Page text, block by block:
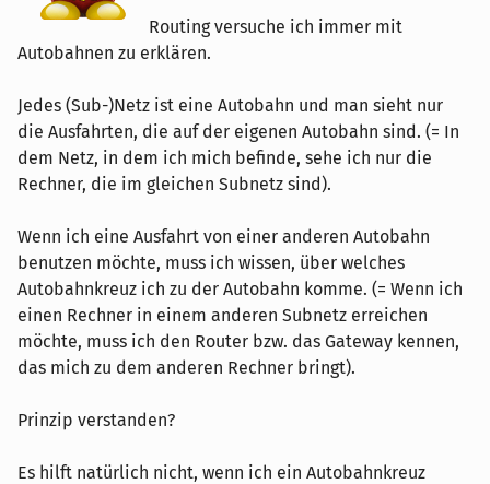
Routing versuche ich immer mit
Autobahnen zu erklären.
Jedes (Sub-)Netz ist eine Autobahn und man sieht nur
die Ausfahrten, die auf der eigenen Autobahn sind. (= In
dem Netz, in dem ich mich befinde, sehe ich nur die
Rechner, die im gleichen Subnetz sind).
Wenn ich eine Ausfahrt von einer anderen Autobahn
benutzen möchte, muss ich wissen, über welches
Autobahnkreuz ich zu der Autobahn komme. (= Wenn ich
einen Rechner in einem anderen Subnetz erreichen
möchte, muss ich den Router bzw. das Gateway kennen,
das mich zu dem anderen Rechner bringt).
Prinzip verstanden?
Es hilft natürlich nicht, wenn ich ein Autobahnkreuz